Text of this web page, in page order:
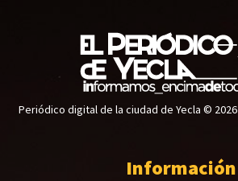
Periódico digital de la ciudad de Yecla © 2026
Información